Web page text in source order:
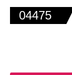
04475